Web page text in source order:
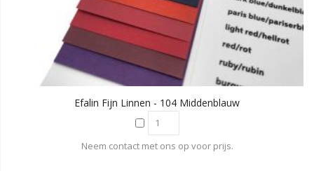
Efalin Fijn Linnen - 104 Middenblauw
Neem contact met ons op voor prijs.